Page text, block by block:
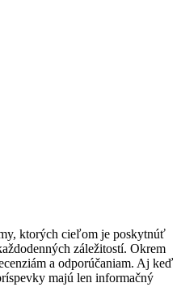
ktorých cieľom je poskytnúť
záležitostí. Okrem
a odporúčaniam. Aj keď
majú len informačný